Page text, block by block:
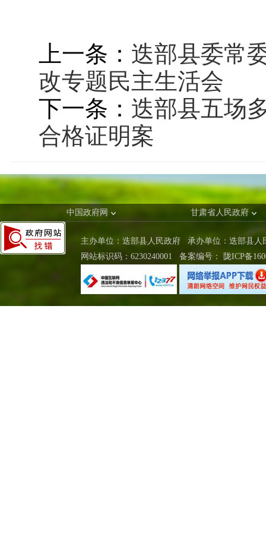
上一条： 迭部县委常
改专题民主生活会
下一条： 迭部县五场
合格证明案
中国政府网 甘肃省人民政府
主办单位：迭部县人民政府 承办单位：迭部县
网站标识码：6230240001
备案编号： 陇ICP备